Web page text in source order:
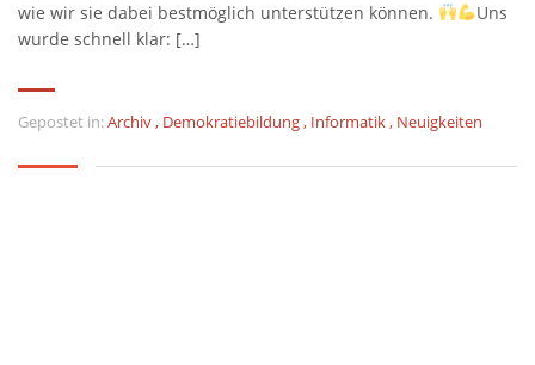
wie wir sie dabei bestmöglich unterstützen können.
Uns
wurde schnell klar: […]
Gepostet in:Archiv, Demokratiebildung, Informatik, Neuigkeiten